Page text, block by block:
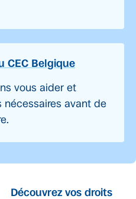
CEC Belgique
vous aider et
nécessaires avant de
Découvrez vos droits